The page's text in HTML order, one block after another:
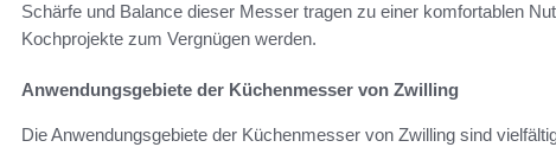
Schärfe und Balance dieser Messer tragen zu einer komfortablen
Kochprojekte zum Vergnügen werden.
Anwendungsgebiete der Küchenmesser von Zwilling
Die Anwendungsgebiete der Küchenmesser von Zwilling sind